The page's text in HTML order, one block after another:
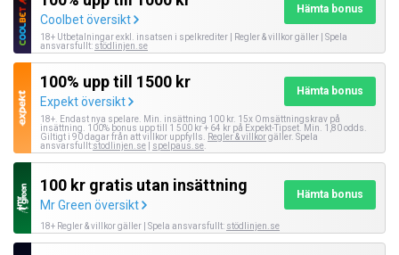
Coolbet översikt
Hämta bonus
18+ Utbetalningar exkl. insatsen i spelkrediter | Regler & villkor gäller | Spela
ansvarsfullt: stödlinjen.se
100% upp till 1500 kr
Expekt översikt
Hämta bonus
18+. Endast nya spelare. Min. insättning 100 kr. 15x Omsättningskrav på
insättning. 100% bonus upp till 1 500 kr + 64 kr på Expekt-Tipset. Min. 1,80 odds.
Giltigt i 90 dagar från att villkor uppfylls.
Regler & villkorgäller. Spela
ansvarsfullt:stodlinjen.se spelpaus.se
100 kr gratis utan insättning
Mr Green översikt
Hämta bonus
18+ Regler & villkor gäller | Spela ansvarsfullt: stödlinjen.se